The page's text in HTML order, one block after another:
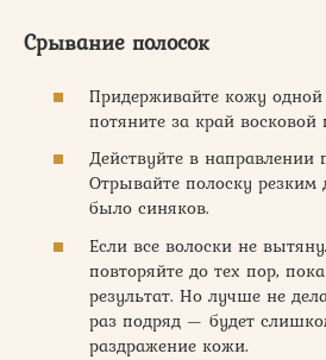
Срывание полосок
Придерживайте кожу одной
потяните за край восковой
Действуйте в направлении
Отрывайте полоску
было синяков.
Если все волоски не
повторяйте до тех пор,
результат. Но лучше не
раз подряд — будет
раздражение кожи.